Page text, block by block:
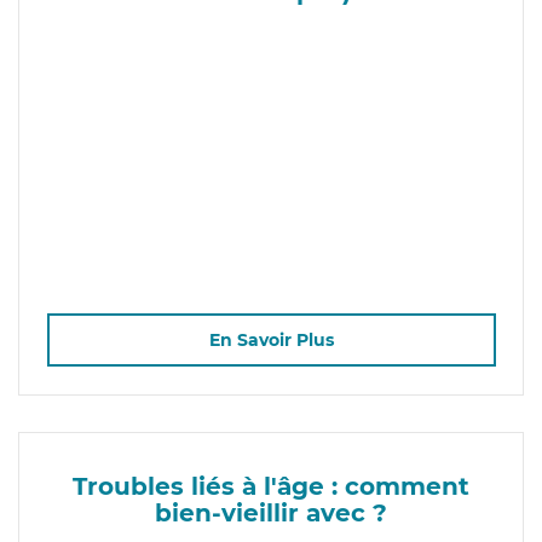
En Savoir Plus
Troubles liés à l'âge : comment
bien-vieillir avec ?